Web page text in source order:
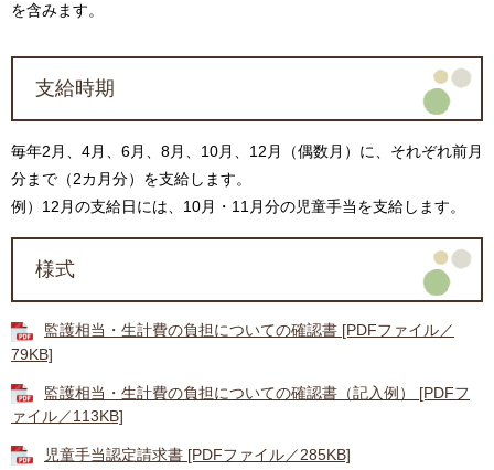
を含みます。
支給時期
毎年2月、4月、6月、8月、10月、12月（偶数月）に、それぞれ前月
分まで（2カ月分）を支給します。
例）12月の支給日には、10月・11月分の児童手当を支給します。
様式
監護相当・生計費の負担についての確認書 [PDFファイル／
79KB]
監護相当・生計費の負担についての確認書（記入例） [PDFフ
ァイル／113KB]
児童手当認定請求書 [PDFファイル／285KB]